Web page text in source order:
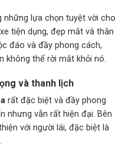
lựa chọn tuyệt vời cho
tiện dụng, đẹp mắt và thân
đáo và đầy phong cách,
không thể rời mắt khỏi nó.
và thanh lịch
rất đặc biệt và đầy phong
nhưng vẫn rất hiện đại. Bên
với người lái, đặc biệt là